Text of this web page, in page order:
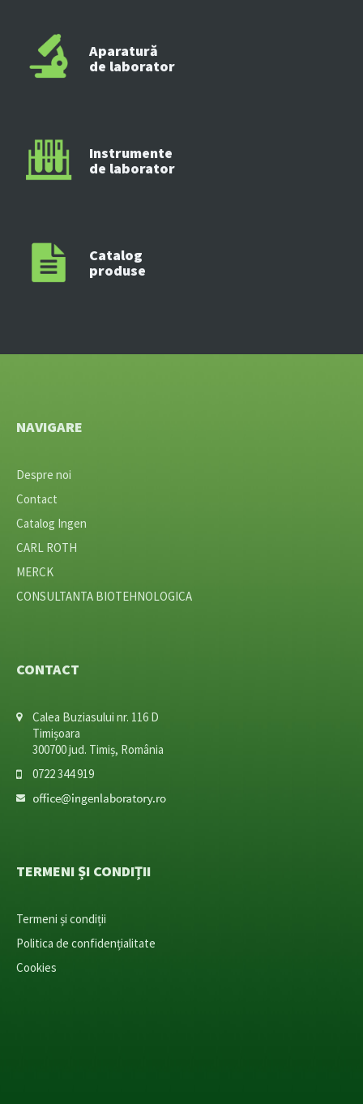
Aparatură
de laborator
Instrumente
de laborator
Catalog
produse
NAVIGARE
Despre noi
Contact
Catalog Ingen
CARL ROTH
MERCK
CONSULTANTA BIOTEHNOLOGICA
CONTACT
Calea Buziasului nr. 116 D
Timișoara
300700 jud. Timiș, România
0722 344 919
TERMENI ȘI CONDIȚII
Termeni și condiții
Politica de confidențialitate
Cookies